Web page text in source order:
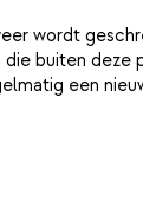
wordt
buiten deze
een